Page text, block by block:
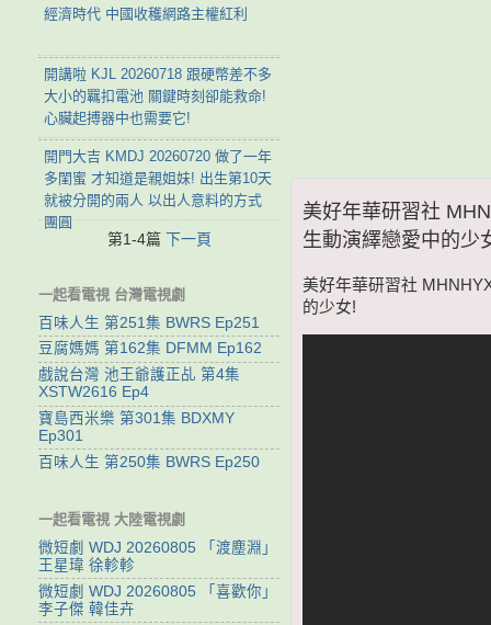
美好年華研習社
生動演繹戀愛中的少
美好年華研習社
的少女!
經濟時代 中國收穫網路主權紅利
開講啦 KJL 20260718 跟硬幣差不多
大小的羈扣電池 關鍵時刻卻能救命!
心臟起搏器中也需要它!
開門大吉 KMDJ 20260720 做了一年
多閨蜜 才知道是親姐妹! 出生第10天
就被分開的兩人 以出人意料的方式
團圓
第1-4篇 下一頁
一起看電視 台灣電視劇
百味人生 第251集 BWRS Ep251
豆腐媽媽 第162集 DFMM Ep162
戲說台灣 池王爺護正乩 第4集
XSTW2616 Ep4
寶島西米樂 第301集 BDXMY
Ep301
百味人生 第250集 BWRS Ep250
一起看電視 大陸電視劇
微短劇 WDJ 20260805 「渡塵淵」
王星瑋 徐軫軫
微短劇 WDJ 20260805 「喜歡你」
李子傑 韓佳卉